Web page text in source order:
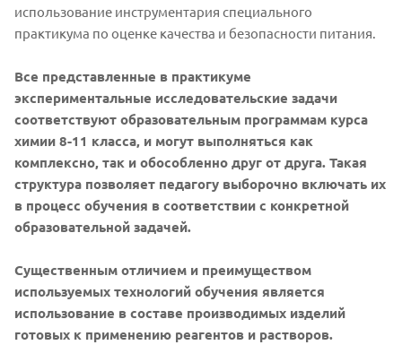
использование инструментария специального
практикума по оценке качества и безопасности питания.
Все представленные в практикуме
экспериментальные исследовательские задачи
соответствуют образовательным программам курса
химии 8-11 класса, и могут выполняться как
комплексно, так и обособленно друг от друга. Такая
структура позволяет педагогу выборочно включать их
в процесс обучения в соответствии с конкретной
образовательной задачей.
Существенным отличием и преимуществом
используемых технологий обучения является
использование в составе производимых изделий
готовых к применению реагентов и растворов.